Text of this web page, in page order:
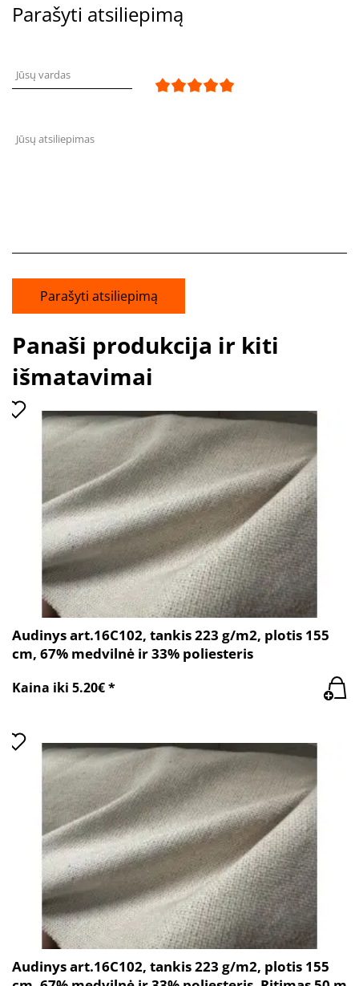
Parašyti atsiliepimą
Jūsų vardas
Jūsų atsiliepimas
Parašyti atsiliepimą
Panaši produkcija ir kiti
išmatavimai
Audinys art.16C102, tankis 223 g/m2, plotis 155
cm, 67% medvilnė ir 33% poliesteris
Kaina iki 5.20€ *
Audinys art.16C102, tankis 223 g/m2, plotis 155